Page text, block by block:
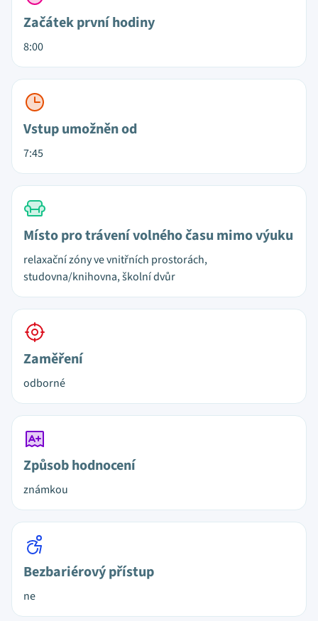
Začátek první hodiny
8:00
Vstup umožněn od
7:45
Místo pro trávení volného času mimo výuku
relaxační zóny ve vnitřních prostorách,
studovna/knihovna, školní dvůr
Zaměření
odborné
Způsob hodnocení
známkou
Bezbariérový přístup
ne